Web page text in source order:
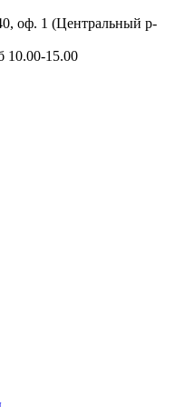
оф. 1 (Центральный р-
10.00-15.00